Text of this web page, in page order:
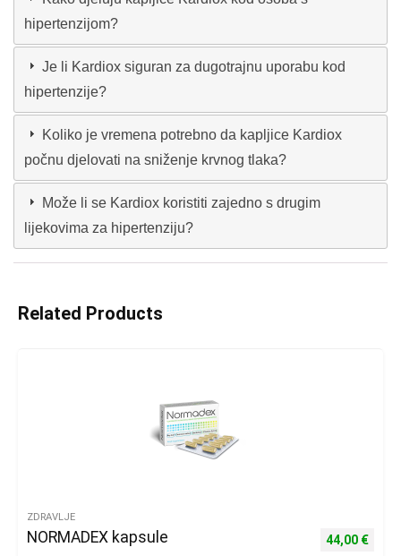
hipertenzijom?
Je li Kardiox siguran za dugotrajnu uporabu kod
hipertenzije?
Koliko je vremena potrebno da kapljice Kardiox
počnu djelovati na sniženje krvnog tlaka?
Može li se Kardiox koristiti zajedno s drugim
lijekovima za hipertenziju?
Related Products
ZDRAVLJE
NORMADEX kapsule
Izvorna
44,00 €